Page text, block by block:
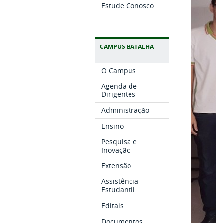
Estude Conosco
CAMPUS BATALHA
O Campus
Agenda de
Dirigentes
Administração
Ensino
Pesquisa e
Inovação
Extensão
Assistência
Estudantil
Editais
Documentos